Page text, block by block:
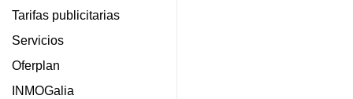
Tarifas publicitarias
Servicios
Oferplan
INMOGalia